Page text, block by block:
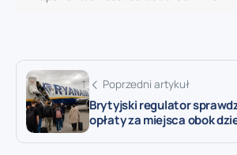
Poprzedni artykuł
Brytyjski regulator
opłaty za miejsca obok